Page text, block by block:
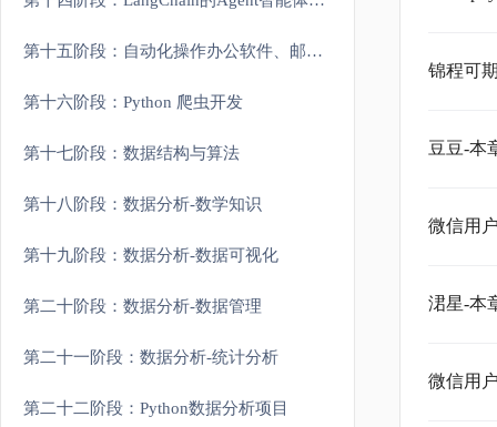
第十五阶段：自动化操作办公软件、邮件、定时任务等
第十六阶段：Python 爬虫开发
第十七阶段：数据结构与算法
第十八阶段：数据分析-数学知识
第十九阶段：数据分析-数据可视化
第二十阶段：数据分析-数据管理
第二十一阶段：数据分析-统计分析
第二十二阶段：Python数据分析项目
锦程可
豆豆-本
微信用
涒星-本
微信用